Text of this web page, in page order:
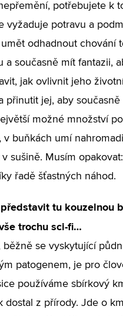
potřebujete k
vyžaduje potravu a
odhadnout chování
a současně mít fantazii,
jak ovlivnit jeho
přinutit jej, aby současně
možné množství
v buňkách umí
sušině. Musím
řadě šťastných náhod.
tu kouzelnou
trochu sci-fi…
běžně se vyskytující
patogenem, je pro
používáme sbírkový
dostal z přírody. Jde o